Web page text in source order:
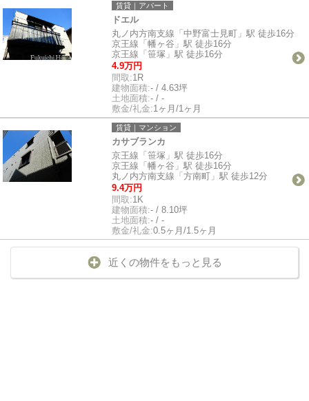
賃貸｜アパート
ドエル
丸ノ内方南支線「中野富士見町」駅 徒歩16分
京王線「幡ヶ谷」駅 徒歩16分
京王線「笹塚」駅 徒歩16分
4.9万円
間取:1R
建物面積:- / 4.63坪
土地面積:- / -
敷金/礼金:1ヶ月/1ヶ月
賃貸｜マンション
カサブランカ
京王線「笹塚」駅 徒歩16分
京王線「幡ヶ谷」駅 徒歩16分
丸ノ内方南支線「方南町」駅 徒歩12分
9.4万円
間取:1K
建物面積:- / 8.10坪
土地面積:- / -
敷金/礼金:0.5ヶ月/1.5ヶ月
近くの物件をもっと見る